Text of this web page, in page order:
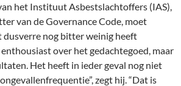
het Instituut Asbestslachtoffers (IAS),
van de Governance Code, moet
dusverre nog bitter weinig heeft
over het gedachtegoed, maar
Het heeft in ieder geval nog niet
zegt hij. “Dat is